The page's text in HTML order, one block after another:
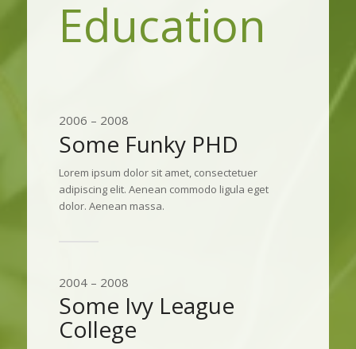
Education
2006 – 2008
Some Funky PHD
Lorem ipsum dolor sit amet, consectetuer
adipiscing elit. Aenean commodo ligula eget
dolor. Aenean massa.
2004 – 2008
Some Ivy League
College